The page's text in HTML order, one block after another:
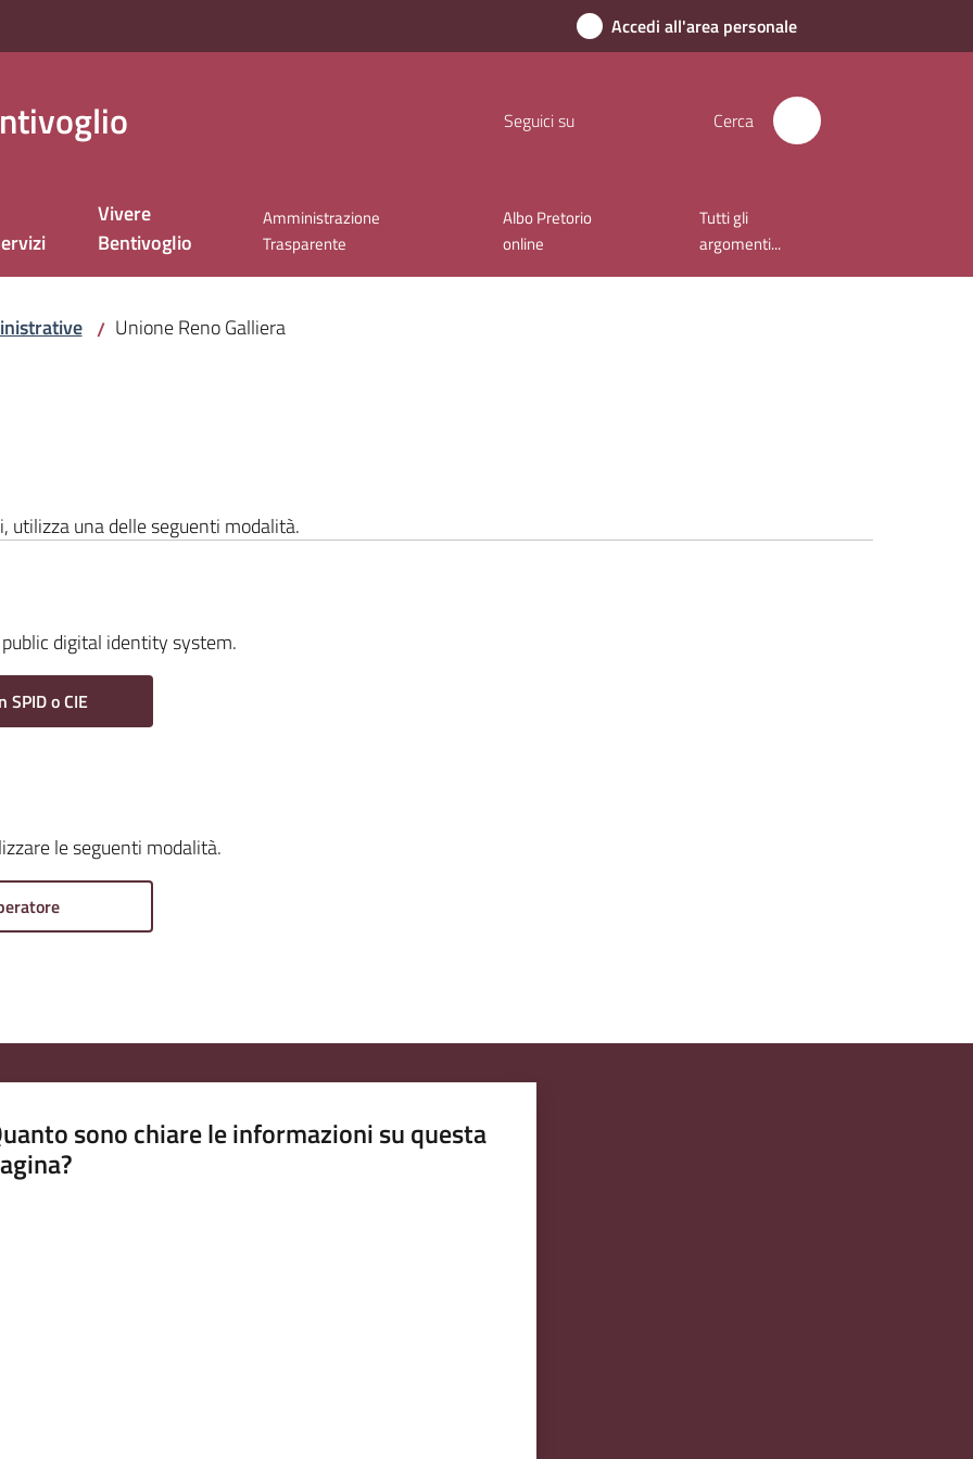
Accedi all'area personale
Seguici su Cerca
Vivere
Bentivoglio
Amministrazione
Trasparente
Albo Pretorio
online
Tutti gli
argomenti...
/ Unione Reno Galliera
utilizza una delle seguenti modalità.
digital identity system.
SPID o CIE
le seguenti modalità.
sono chiare le informazioni su questa